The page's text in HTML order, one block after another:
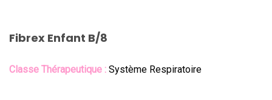
Fibrex Enfant B/8
Classe Thérapeutique : Système Respiratoire